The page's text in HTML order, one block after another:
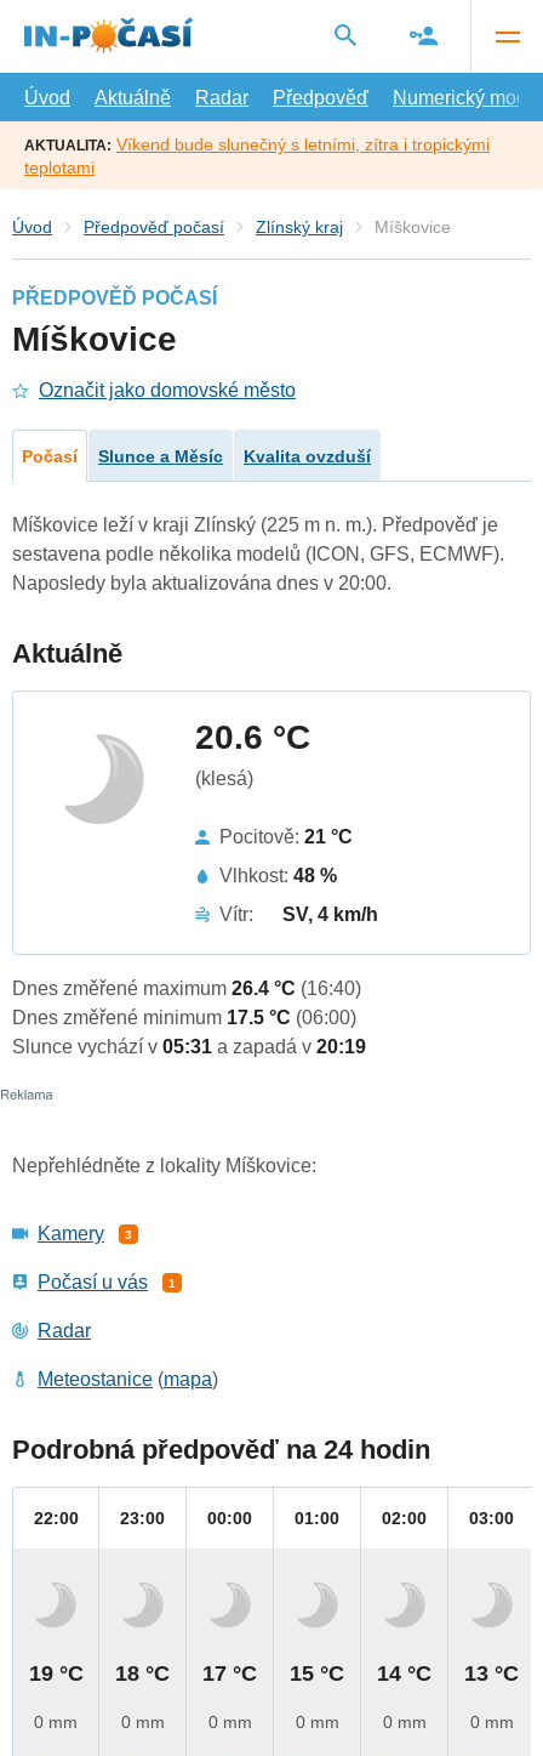
hlavní
Úvod
Aktuálně Radar Předpověď Numerický model
AKTUALITA: Víkend bude slunečný s letními, zítra i tropickými
teplotami
Úvod Předpověď počasí Zlínský kraj Míškovice
PŘEDPOVĚĎ POČASÍ
Míškovice
Označit jako domovské město
Počasí Slunce a Měsíc Kvalita ovzduší
Míškovice leží v kraji Zlínský (225 m n. m.). Předpověď je
sestavena podle několika modelů (ICON, GFS, ECMWF).
Naposledy byla aktualizována dnes v 20:00.
Aktuálně
20.6 °C
(klesá)
Pocitově: 21 °C
Vlhkost: 48 %
Vítr:
SV, 4 km/h
Dnes změřené maximum 26.4 °C (16:40)
Dnes změřené minimum 17.5 °C (06:00)
Slunce vychází v 05:31 a zapadá v 20:19
Nepřehlédněte z lokality Míškovice:
Kamery 3
Počasí u vás 1
Radar
Meteostanice (mapa)
Podrobná předpověď na 24 hodin
22:00
19 °C
0 mm
23:00
18 °C
0 mm
00:00
17 °C
0 mm
01:00
15 °C
0 mm
02:00
14 °C
0 mm
03:00
13 °C
0 mm